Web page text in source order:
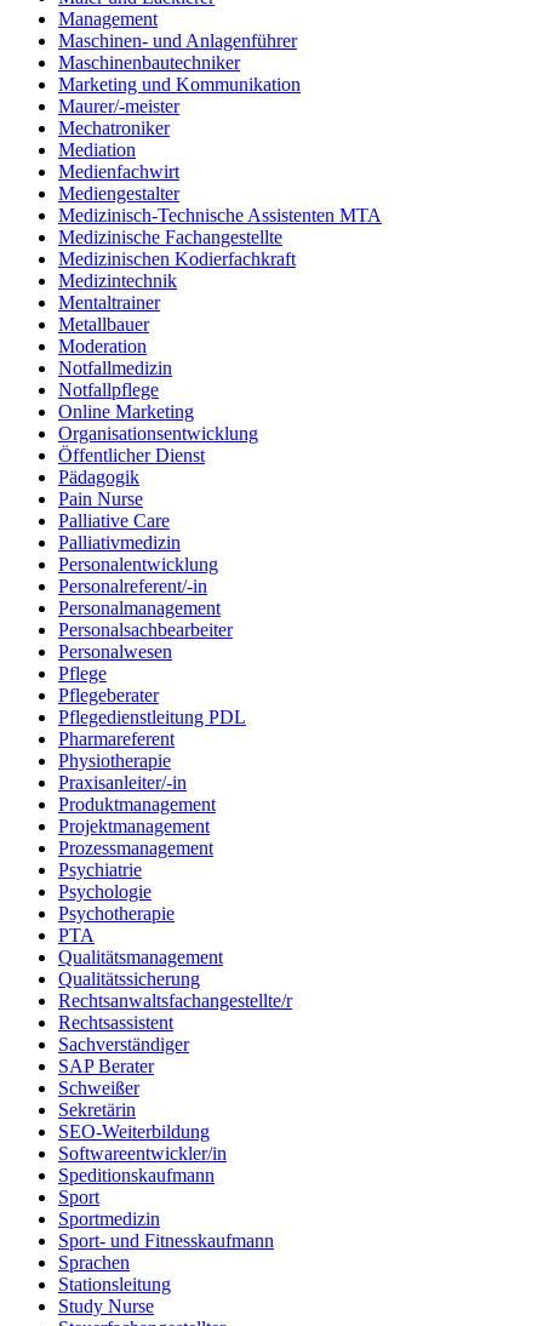
Management
Maschinen- und Anlagenführer
Maschinenbautechniker
Marketing und Kommunikation
Maurer/-meister
Mechatroniker
Mediation
Medienfachwirt
Mediengestalter
Medizinisch-Technische Assistenten MTA
Medizinische Fachangestellte
Medizinischen Kodierfachkraft
Medizintechnik
Mentaltrainer
Metallbauer
Moderation
Notfallmedizin
Notfallpflege
Online Marketing
Organisationsentwicklung
Öffentlicher Dienst
Pädagogik
Pain Nurse
Palliative Care
Palliativmedizin
Personalentwicklung
Personalreferent/-in
Personalmanagement
Personalsachbearbeiter
Personalwesen
Pflege
Pflegeberater
Pflegedienstleitung PDL
Pharmareferent
Physiotherapie
Praxisanleiter/-in
Produktmanagement
Projektmanagement
Prozessmanagement
Psychiatrie
Psychologie
Psychotherapie
PTA
Qualitätsmanagement
Qualitätssicherung
Rechtsanwaltsfachangestellte/r
Rechtsassistent
Sachverständiger
SAP Berater
Schweißer
Sekretärin
SEO-Weiterbildung
Softwareentwickler/in
Speditionskaufmann
Sport
Sportmedizin
Sport- und Fitnesskaufmann
Sprachen
Stationsleitung
Study Nurse